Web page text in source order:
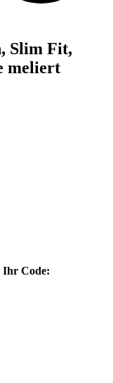
Slim Fit,
meliert
Ihr Code: